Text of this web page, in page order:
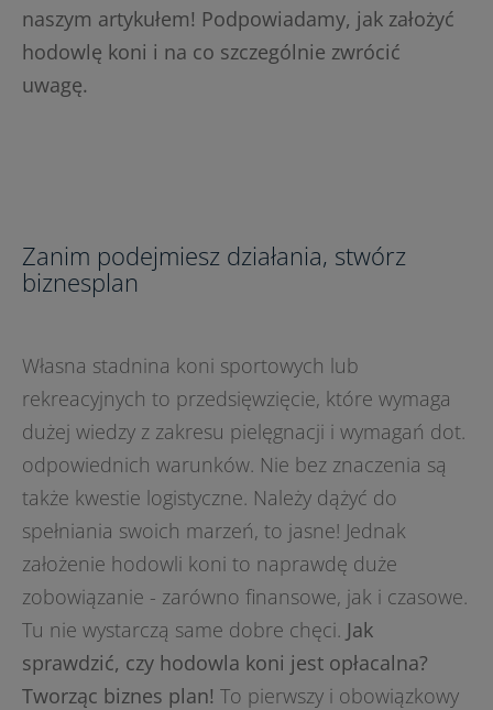
naszym artykułem! Podpowiadamy, jak założyć
hodowlę koni i na co szczególnie zwrócić
uwagę.
Zanim podejmiesz działania, stwórz
biznesplan
Własna stadnina koni sportowych lub
rekreacyjnych to przedsięwzięcie, które wymaga
dużej wiedzy z zakresu pielęgnacji i wymagań dot.
odpowiednich warunków. Nie bez znaczenia są
także kwestie logistyczne. Należy dążyć do
spełniania swoich marzeń, to jasne! Jednak
założenie hodowli koni to naprawdę duże
zobowiązanie - zarówno finansowe, jak i czasowe.
Tu nie wystarczą same dobre chęci. Jak
sprawdzić, czy hodowla koni jest opłacalna?
Tworząc biznes plan! To pierwszy i obowiązkowy